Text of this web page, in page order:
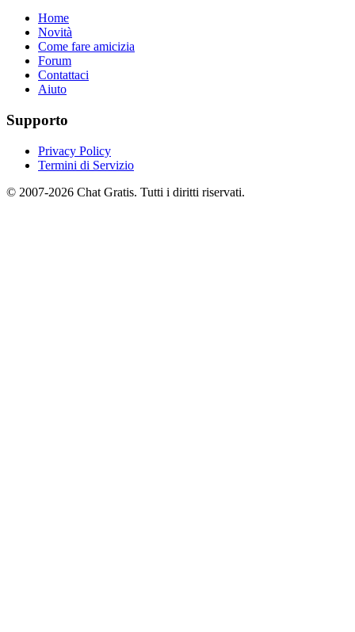
Home
Novità
Come fare amicizia
Forum
Contattaci
Aiuto
Supporto
Privacy Policy
Termini di Servizio
© 2007-2026 Chat Gratis. Tutti i diritti riservati.